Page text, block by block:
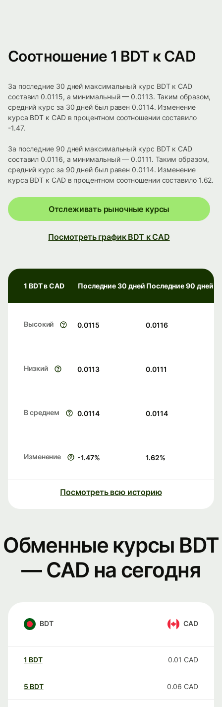
Соотношение 1 BDT к CAD
За последние 30 дней максимальный курс BDT к CAD
составил 0.0115, а минимальный — 0.0113. Таким образом,
средний курс за 30 дней был равен 0.0114. Изменение
курса BDT к CAD в процентном соотношении составило
-1.47.
За последние 90 дней максимальный курс BDT к CAD
составил 0.0116, а минимальный — 0.0111. Таким образом,
средний курс за 90 дней был равен 0.0114. Изменение
курса BDT к CAD в процентном соотношении составило 1.62.
Отслеживать рыночные курсы
Посмотреть график BDT к CAD
1 BDT в CAD Последние 30 дней Последние 90 дней
Высокий 0.0115 0.0116
Низкий 0.0113 0.0111
В среднем 0.0114 0.0114
Изменение -1.47% 1.62%
Посмотреть всю историю
Обменные курсы BDT
— CAD на сегодня
BDT CAD
1 BDT 0.01 CAD
5 BDT 0.06 CAD